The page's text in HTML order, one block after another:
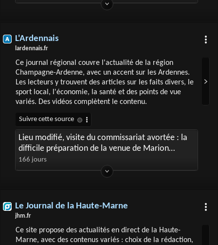
L'Ardennais
lardennais.fr
Ce journal régional couvre l'actualité de la région
Champagne-Ardenne, avec un accent sur les Ardennes.
Les lecteurs y trouvent des articles sur les faits divers, le
sport local, l'économie, la santé et des points de vue
variés. Des vidéos complètent le contenu.
Lieu modifié, visite du commissariat avortée : la
difficile préparation de la venue de Marion
Maréchal dans les Ardennes
166 jours
Le Journal de la Haute-Marne
jhm.fr
Ce site propose des actualités en direct de la Haute-
Marne, avec des contenus variés : choix de la rédaction,